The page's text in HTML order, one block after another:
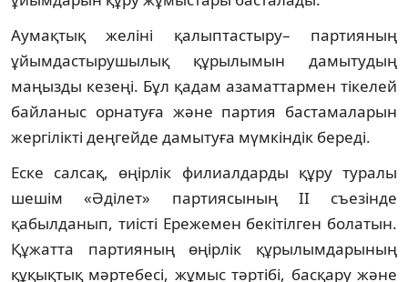
Аумақтық желіні қалыптастыру– партияның
ұйымдастырушылық құрылымын дамытудың
маңызды кезеңі. Бұл қадам азаматтармен тікелей
байланыс орнатуға және партия бастамаларын
жергілікті деңгейде дамытуға мүмкіндік береді.
Еске салсақ, өңірлік филиалдарды құру туралы
шешім «Әділет» партиясының ІІ съезінде
қабылданып, тиісті Ережемен бекітілген болатын.
Құжатта партияның өңірлік құрылымдарының
құқықтық мәртебесі, жұмыс тәртібі, басқару және